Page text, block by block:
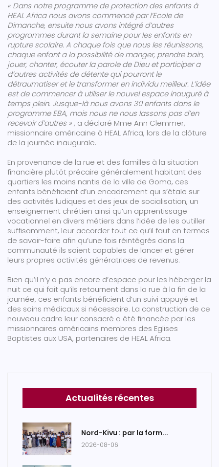
« Dans notre programme de protection des enfants à
HEAL Africa nous avons commencé par l’Ecole de
Dimanche, ensuite nous avons intégré d’autres
programmes durant la semaine pour les enfants en
rupture scolaire. A chaque fois que nous les réunissons,
chaque enfant a la possibilité de manger, prendre bain,
jouer, chanter, écouter la parole de Dieu et participer a
d’autres activités de détente qui pourront le
détraumatiser et le transformer en individu meilleur. L’idée
est de commencer à utiliser le nouvel espace inauguré à
temps plein. Jusque-là nous avons 30 enfants dans le
programme EBA, mais nous ne nous lassons pas d’en
recevoir d’autres », a déclaré Mme Ann Clemmer,
missionnaire américaine à HEAL Africa, lors de la clôture
de la journée inaugurale.
En provenance de la rue et des familles à la situation
financière plutôt précaire généralement habitant des
quartiers les moins nantis de la ville de Goma, ces
enfants bénéficient d’un encadrement qui s’étale sur
des activités ludiques et des jeux de socialisation, un
enseignement chrétien ainsi qu’un apprentissage
vocationnel en divers métiers dans l’idée de les outiller
suffisamment, leur accorder tout ce qu’il faut en termes
de savoir-faire afin qu’une fois réintégrés dans la
communauté ils soient capables de lancer et gérer
leurs propres activités génératrices de revenus.
Bien qu’il n’y a pas encore d’espace pour les héberger la
nuit ce qui fait qu’ils retournent dans la rue à la fin de la
journée, ces enfants bénéficient d’un suivi appuyé et
des soins médicaux si nécessaire. La construction de ce
nouveau cadre leur consacré a été financée par les
missionnaires américains membres des Eglises
Baptistes aux USA, partenaires de HEAL Africa.
Actualités récentes
Nord-Kivu : par la form...
2026-08-06